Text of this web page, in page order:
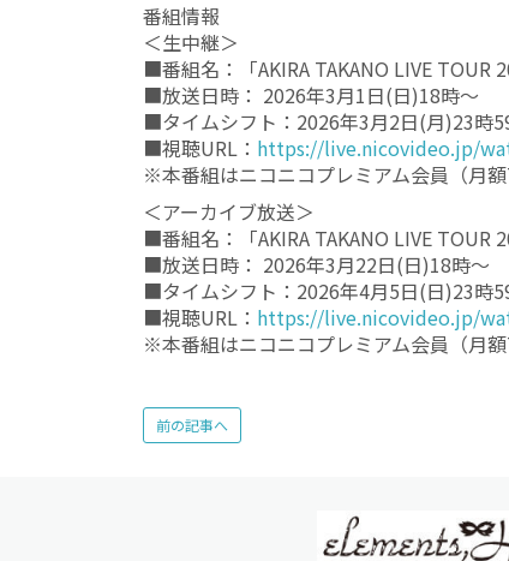
番組情報
＜生中継＞
■番組名：「AKIRA TAKANO LIVE TOUR
■放送日時： 2026年3月1日(日)18時～
■タイムシフト：2026年3月2日(月)23時
■視聴URL： https://live.nicovideo.jp/
※本番組はニコニコプレミアム会員（月
＜アーカイブ放送＞
■番組名：「AKIRA TAKANO LIVE TOUR
■放送日時： 2026年3月22日(日)18時～
■タイムシフト：2026年4月5日(日)23時
■視聴URL： https://live.nicovideo.jp/
※本番組はニコニコプレミアム会員（月
前の記事へ